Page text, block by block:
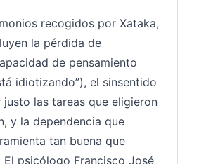
recogidos por Xataka,
la pérdida de
de pensamiento
idiotizando”), el sinsentido
las tareas que eligieron
y la dependencia que
tan buena que
El psicólogo Francisco José